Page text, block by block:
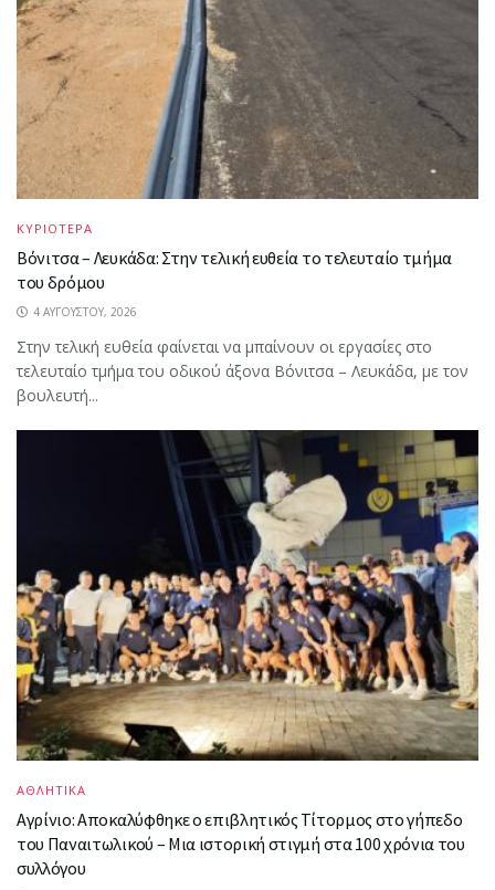
ΚΥΡΙΟΤΕΡΑ
Βόνιτσα – Λευκάδα: Στην τελική ευθεία το τελευταίο τμήμα
του δρόμου
4 ΑΥΓΟΎΣΤΟΥ, 2026
Στην τελική ευθεία φαίνεται να μπαίνουν οι εργασίες στο
τελευταίο τμήμα του οδικού άξονα Βόνιτσα – Λευκάδα, με τον
βουλευτή...
ΑΘΛΗΤΙΚΑ
Αγρίνιο: Αποκαλύφθηκε ο επιβλητικός Τίτορμος στο γήπεδο
του Παναιτωλικού – Μια ιστορική στιγμή στα 100 χρόνια του
συλλόγου